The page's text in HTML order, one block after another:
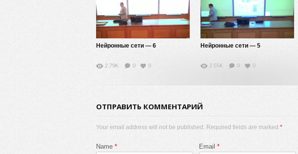
Нейронные сети — 6
2.79K 0 0
Нейронные сети — 5
2.55K 0 0
ОТПРАВИТЬ КОММЕНТАРИЙ
Your email address will not be published. Required fields are marked *
Name * Email *